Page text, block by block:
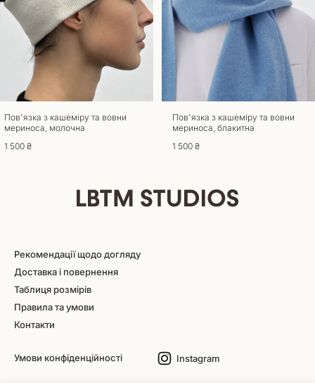
Пов'язка з кашеміру та вовни
мериноса, молочна
1 500 ₴
Пов'язка з кашеміру та вовни
мериноса, блакитна
1 500 ₴
Рекомендації щодо догляду
Доставка і повернення
Таблиця розмірів
Правила та умови
Контакти
Умови конфіденційності Instagram